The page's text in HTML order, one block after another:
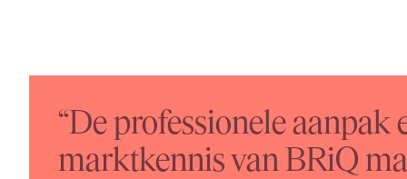
“De professionele aanpak
marktkennis van BRiQ